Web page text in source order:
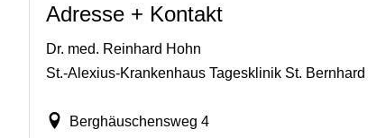
Adresse + Kontakt
Dr. med. Reinhard Hohn
St.-Alexius-Krankenhaus Tagesklinik St. Bernhard
Berghäuschensweg 4